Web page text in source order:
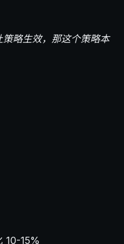
略生效，那这个策略本
10-15%